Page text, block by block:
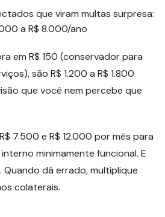
que viram multas surpresa:
a R$ 8.000/ano
em R$ 150 (conservador para
são R$ 1.200 a R$ 1.800
que você nem percebe que
7.500 e R$ 12.000 por mês para
minimamente funcional. E
Quando dá errado, multiplique
colaterais.